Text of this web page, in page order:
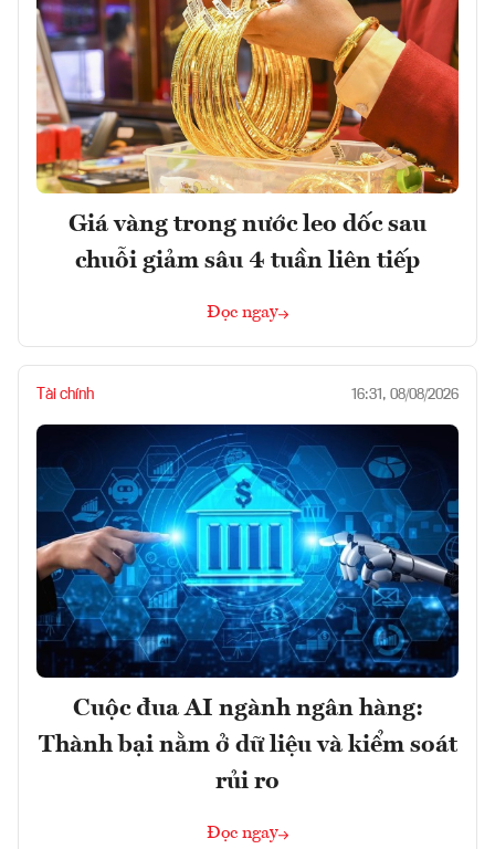
Giá vàng trong nước leo dốc sau
chuỗi giảm sâu 4 tuần liên tiếp
Đọc ngay
Tài chính 16:31, 08/08/2026
Cuộc đua AI ngành ngân hàng:
Thành bại nằm ở dữ liệu và kiểm soát
rủi ro
Đọc ngay